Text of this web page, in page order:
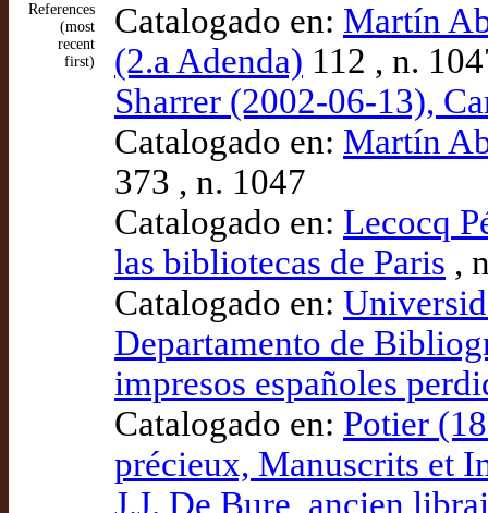
References
(most
recent
first)
Catalogado en: Martín
(2.a Adenda) 112 , n.
Sharrer (2002-06-13),
Catalogado en: Martín
373 , n. 1047
Catalogado en: Lecocq
las bibliotecas de Paris ,
Catalogado en:
Departamento de
impresos españoles
Catalogado en: Potier
précieux, Manuscrits et
J.J. De Bure, ancien